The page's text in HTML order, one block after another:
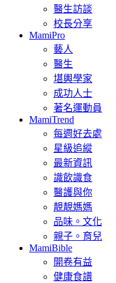
醫生訪談
校長分享
MamiPro
藝人
醫生
堪輿學家
成功人士
著名運動員
MamiTrend
每週好去處
星級追縱
最新資訊
識飲識食
醫護與你
靚靚媽媽
品味。文化
親子。育兒
MamiBible
開卷有益
健康食譜